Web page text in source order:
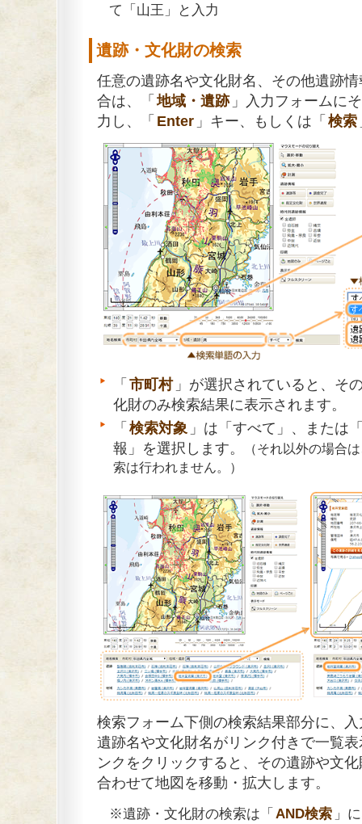
て「山王」と入力
遺跡・文化財の検索
任意の遺跡名や文化財名、その他遺跡
合は、「 地域・遺跡 」入力フォームに
力し、「 Enter 」キー、もしくは「 検索
「 市町村 」が選択されていると、そ
化財のみ検索結果に表示されます。
「 検索対象 」は「すべて」、または
報」を選択します。
（それ以外の場合
索は行われません。）
検索フォーム下側の検索結果部分に、
遺跡名や文化財名がリンク付きで一覧
ンクをクリックすると、その遺跡や文
合わせて地図を移動・拡大します。
※遺跡・文化財の検索は「 AND検索 」